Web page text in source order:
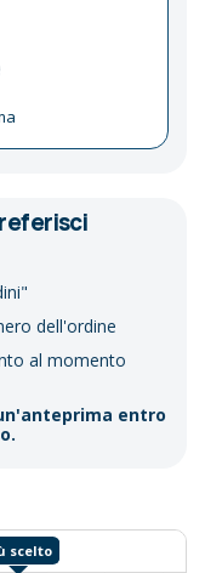
dell'ordine
al momento
entro